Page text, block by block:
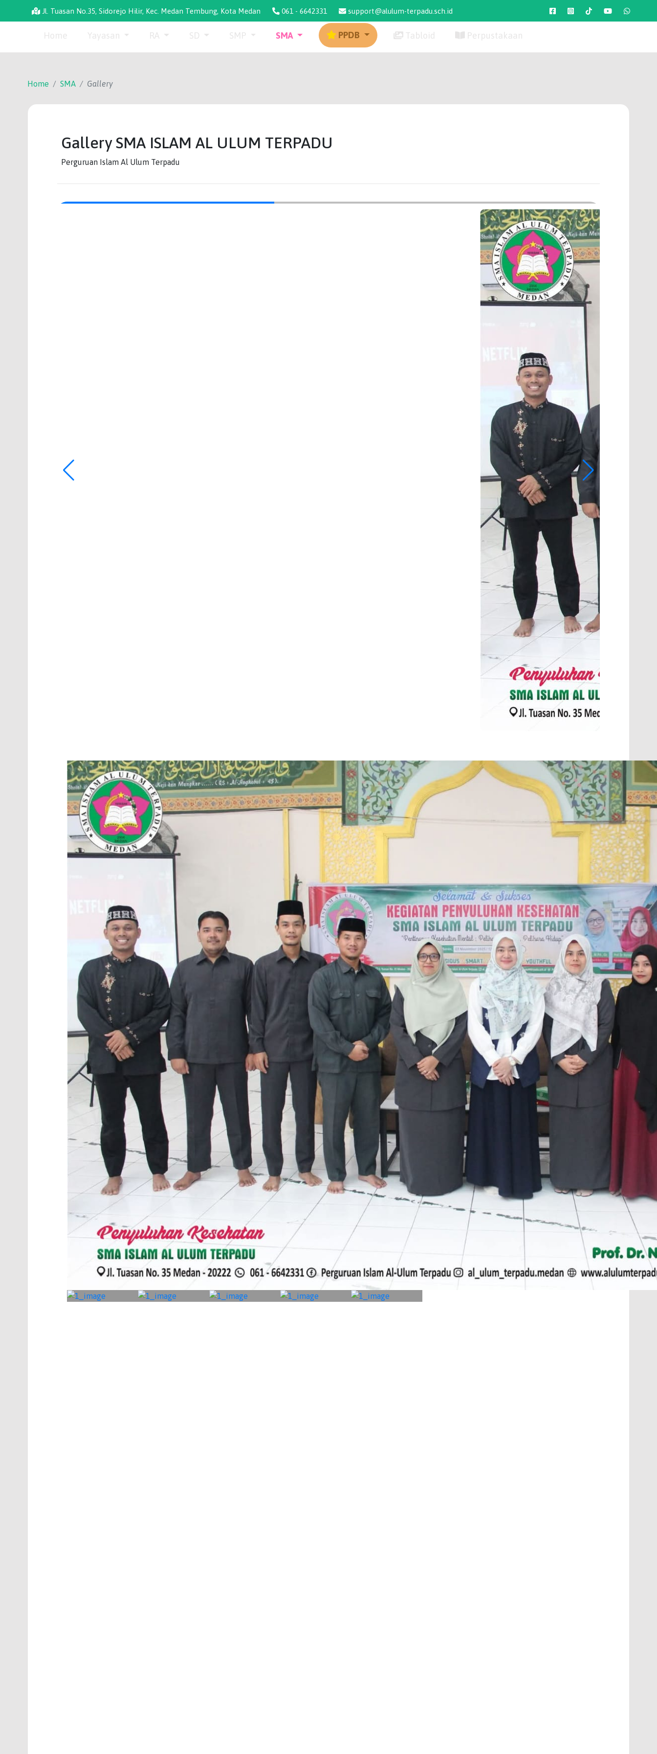
Jl. Tuasan No.35, Sidorejo Hilir, Kec. Medan Tembung, Kota Medan 061 - 6642331 support@alulum-terpadu.sch.id
Home Yayasan RA SD SMP SMA PPDB Tabloid Perpustakaan
Home SMA Gallery
GallerySMA ISLAM AL ULUM TERPADU
Perguruan Islam Al Ulum Terpadu